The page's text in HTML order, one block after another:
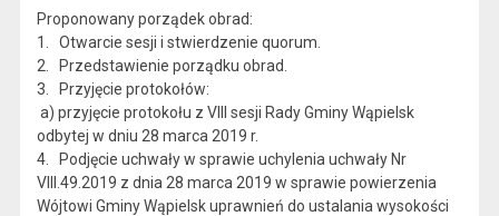
Proponowany porządek obrad:
1. Otwarcie sesji i stwierdzenie quorum.
2. Przedstawienie porządku obrad.
3. Przyjęcie protokołów:
a) przyjęcie protokołu z VIII sesji Rady Gminy Wąpielsk
odbytej w dniu 28 marca 2019 r.
4. Podjęcie uchwały w sprawie uchylenia uchwały Nr
VIII.49.2019 z dnia 28 marca 2019 w sprawie powierzenia
Wójtowi Gminy Wąpielsk uprawnień do ustalania wysokości